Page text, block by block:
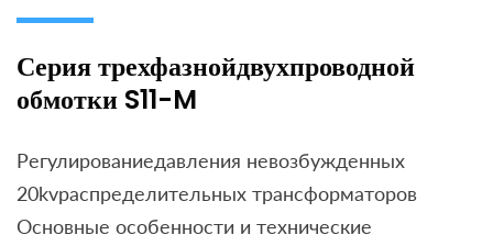
Серия трехфазнойдвухпроводной
обмотки S11-M
Регулированиедавления невозбужденных
20kvраспределительных трансформаторов
Основные особенности и технические